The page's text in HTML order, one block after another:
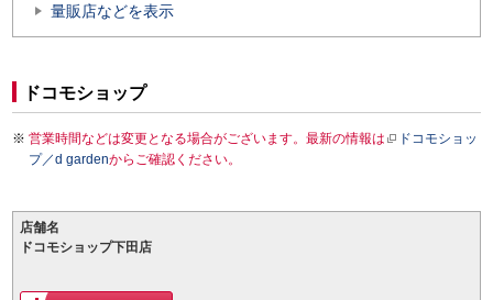
量販店などを表示
ドコモショップ
営業時間などは変更となる場合がございます。最新の情報は
ドコモショッ
プ／d gardenからご確認ください。
店舗名
ドコモショップ下田店